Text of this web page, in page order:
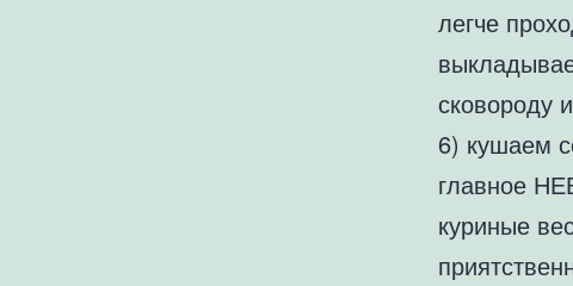
легче
сковороду
6) кушаем
главное
куриные